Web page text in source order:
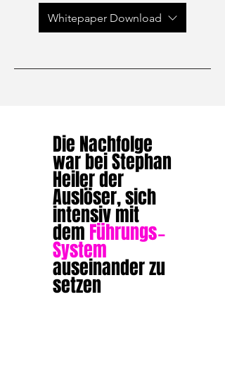
Whitepaper Download
Die Nachfolge
war bei Stephan
Heiler der
Auslöser, sich
intensiv mit
dem Führungs-
System
auseinander zu
setzen